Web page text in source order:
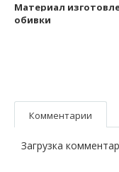
Материал
обивки
Комментарии
Загрузка